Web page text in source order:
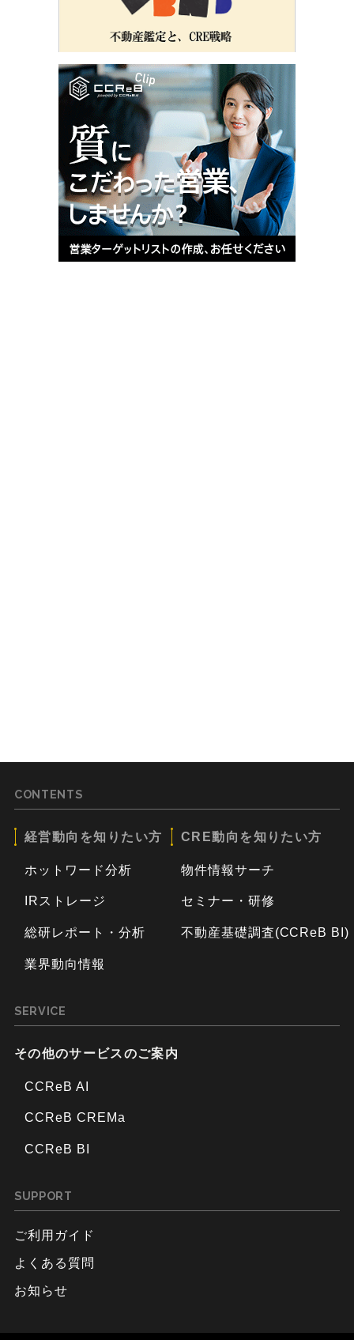
CONTENTS
経営動向を知りたい方
ホットワード分析
IRストレージ
総研レポート・分析
業界動向情報
CRE動向を知りたい方
物件情報サーチ
セミナー・研修
不動産基礎調査(CCReB BI)
SERVICE
その他のサービスのご案内
CCReB AI
CCReB CREMa
CCReB BI
SUPPORT
ご利用ガイド
よくある質問
お知らせ